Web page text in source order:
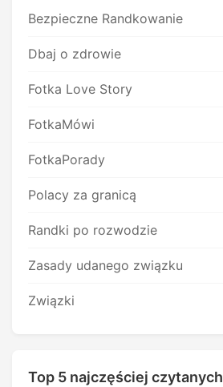
Bezpieczne Randkowanie
Dbaj o zdrowie
Fotka Love Story
FotkaMówi
FotkaPorady
Polacy za granicą
Randki po rozwodzie
Zasady udanego związku
Związki
Top 5 najczęściej czytanych